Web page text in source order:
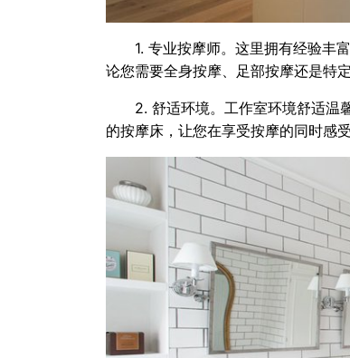
1. 专业按摩师。这里拥有经验丰
论您需要全身按摩、足部按摩还是特
2. 舒适环境。工作室环境舒适温
的按摩床，让您在享受按摩的同时感